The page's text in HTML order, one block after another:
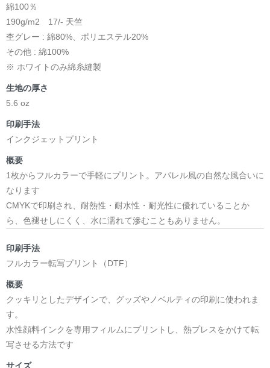
綿100％
190g/m2 17/- 天竺
杢グレー : 綿80%、ポリエステル20%
その他 : 綿100%
※ ホワイトのみ綿糸縫製
生地の厚さ
5.6 oz
印刷手法
インクジェットプリント
概要
1枚からフルカラーで手軽にプリント。アパレル風の自然な風合いに
なります
CMYKで印刷され、耐熱性・耐水性・耐光性に優れていることか
ら、色褪せしにくく、水に濡れて滲むこともありません。
印刷手法
フルカラー転写プリント（DTF）
概要
クッキリとしたデザインで、グッズやノベルティの印刷に使われま
す。
水性顔料インクを専用フィルムにプリントし、熱プレスをかけて転
写させる方法です
サイズ